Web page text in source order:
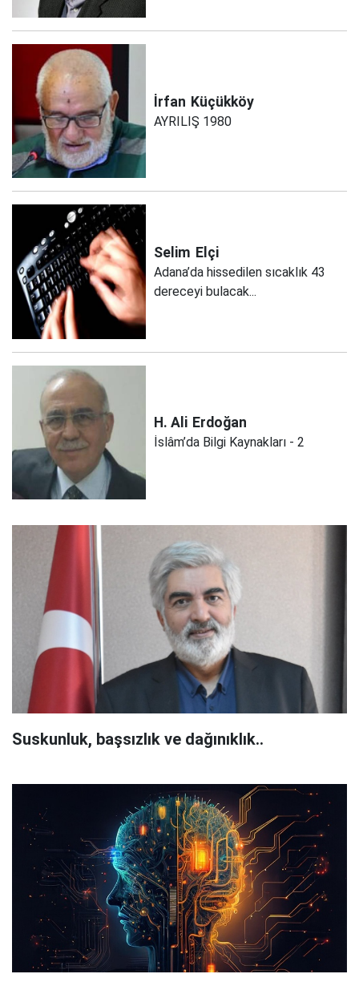
İrfan Küçükköy
AYRILIŞ 1980
Selim Elçi
Adana’da hissedilen sıcaklık 43
dereceyi bulacak...
H. Ali Erdoğan
İslâm’da Bilgi Kaynakları - 2
Suskunluk, başsızlık ve dağınıklık..